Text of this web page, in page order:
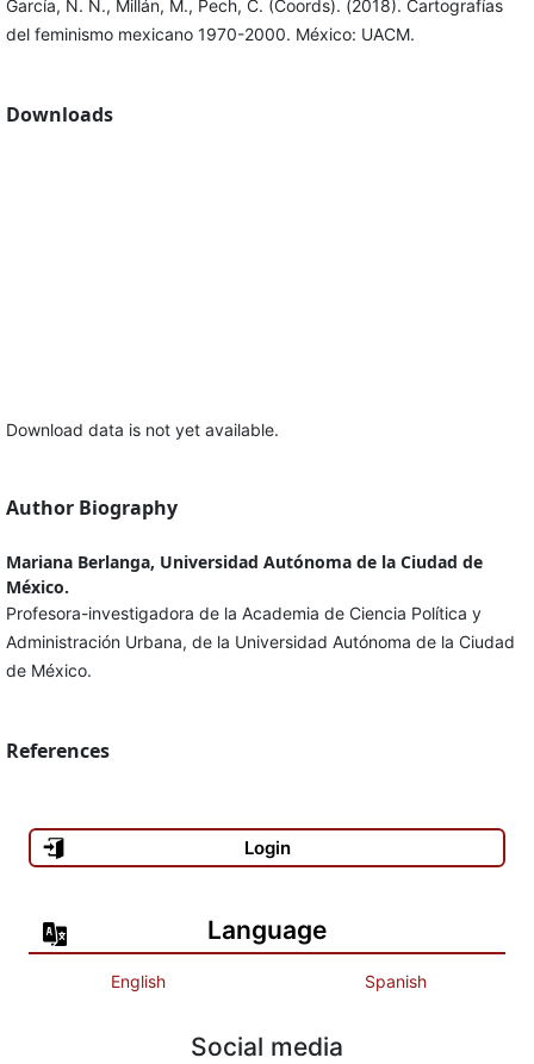
García, N. N., Millán, M., Pech, C. (Coords). (2018). Cartografías
del feminismo mexicano 1970-2000. México: UACM.
Downloads
Download data is not yet available.
Author Biography
Mariana Berlanga, Universidad Autónoma de la Ciudad de
México.
Profesora-investigadora de la Academia de Ciencia Política y
Administración Urbana, de la Universidad Autónoma de la Ciudad
de México.
References
Login
Language
English Spanish
Social media